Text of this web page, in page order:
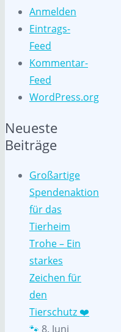
Anmelden
Eintrags-
Feed
Kommentar-
Feed
WordPress.org
Neueste
Beiträge
Großartige
Spendenaktion
für das
Tierheim
Trohe – Ein
starkes
Zeichen für
den
Tierschutz ❤️
🐾 8. Juni